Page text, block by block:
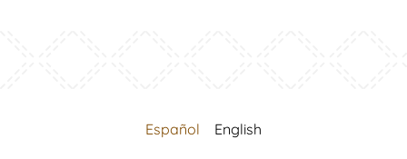
Español English